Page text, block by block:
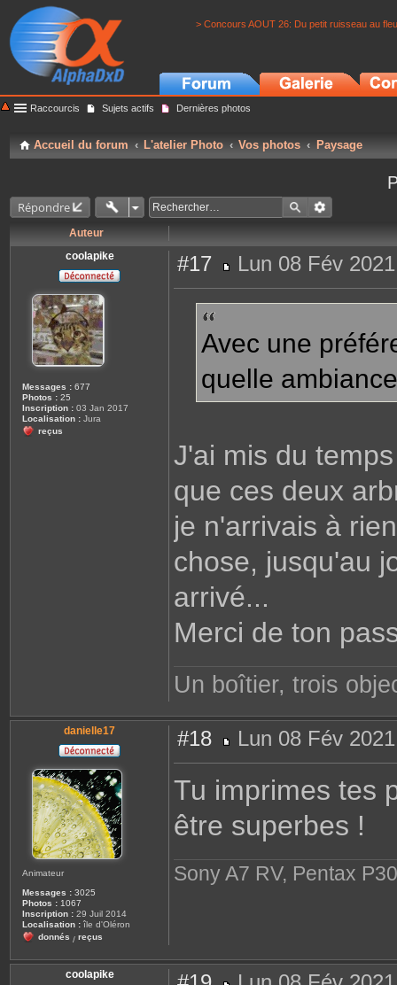
> Concours AOUT 26: Du petit ruisseau au
Raccourcis Sujets actifs Dernières photos
Accueil du forum L'atelier Photo Vos photos Paysage
Répondre
Auteur
coolapike
Messages : 677
Photos : 25
Inscription : 03 Jan 2017
Localisation : Jura
reçus
#17
e
e
Lun 08 Fév
Avec une
quelle
J'ai mis du
que ces deux
je n'arrivais à
chose, jusqu'au
arrivé...
Merci de ton
Un boîtier, trois
danielle17
Animateur
Messages : 3025
Photos : 1067
Inscription : 29 Juil 2014
Localisation : île d'Oléron
donnés / reçus
#18
e
Lun 08 Fév
Tu imprimes tes
être superbes !
Sony A7 RV, Pentax
coolapike